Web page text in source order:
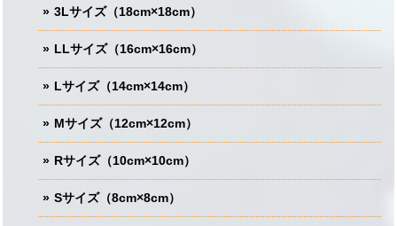
3Lサイズ（18cm×18cm）
LLサイズ（16cm×16cm）
Lサイズ（14cm×14cm）
Mサイズ（12cm×12cm）
Rサイズ（10cm×10cm）
Sサイズ（8cm×8cm）